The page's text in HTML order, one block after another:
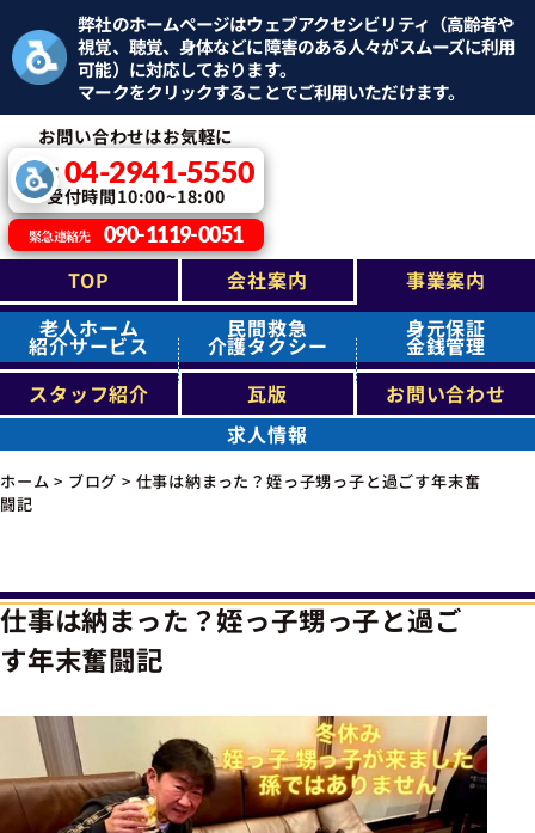
弊社のホームページはウェブアクセシビリティ（高齢者や
視覚、聴覚、身体などに障害のある人々がスムーズに利用
可能）に対応しております。
マークをクリックすることでご利用いただけます。
お問い合わせはお気軽に
TEL：04-2941-5550
受付時間10:00~18:00
緊急連絡先 090-1119-0051
TOP 会社案内
事業案内
老人ホーム
紹介サービス
民間救急
介護タクシー
身元保証
金銭管理
スタッフ紹介
瓦版
お問い合わせ
求人情報
ホーム > ブログ > 仕事は納まった？姪っ子甥っ子と過ごす年末奮
闘記
仕事は納まった？姪っ子甥っ子と過ご
す年末奮闘記